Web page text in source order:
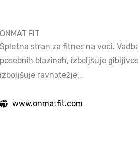
ONMAT FIT
Spletna stran za fitnes na vodi.
posebnih blazinah, izboljšuje
izboljšuje ravnotežje...
www.onmatfit.com